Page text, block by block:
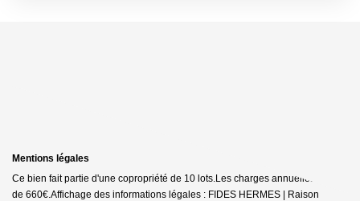
Mentions légales
Ce bien fait partie d'une copropriété de 10 lots.Les charges annuelles sont
de 660€.Affichage des informations légales : FIDES HERMES | Raison